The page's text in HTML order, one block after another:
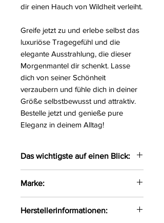
dir einen Hauch von Wildheit verleiht.
Greife jetzt zu und erlebe selbst das
luxuriöse Tragegefühl und die
elegante Ausstrahlung, die dieser
Morgenmantel dir schenkt. Lasse
dich von seiner Schönheit
verzaubern und fühle dich in deiner
Größe selbstbewusst und attraktiv.
Bestelle jetzt und genieße pure
Eleganz in deinem Alltag!
Das wichtigste auf einen Blick:
Morgenmantel gefertigt aus
zarten Materialien
Der Morgenmantel wird mittels
Marke:
Herstellerinformationen: